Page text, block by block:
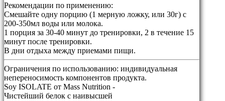
Рекомендации по применению:
Смешайте одну порцию (1 мерную ложку, или 30г) с
200-350мл воды или молока.
1 порция за 30-40 минут до тренировки, 2 в течение 15
минут после тренировки.
В дни отдыха между приемами пищи.
Ограничения по использованию: индивидуальная
непереносимость компонентов продукта.
Soy ISOLATE от Mass Nutrition -
Чистейший белок с наивысшей